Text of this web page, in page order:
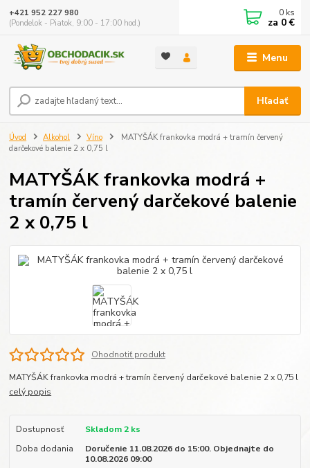
Menu
Hľadať
+421 952 227 980
(Pondelok - Piatok, 9:00 - 17:00 hod.)
0 ks
za 0 €
Úvod Alkohol Víno
MATYŠÁK frankovka modrá + tramín červený
darčekové balenie 2 x 0,75 l
MATYŠÁK frankovka modrá +
tramín červený darčekové balenie
2 x 0,75 l
Ohodnotiť produkt
MATYŠÁK frankovka modrá + tramín červený darčekové balenie 2 x 0,75 l
celý popis
Dostupnosť
Skladom 2 ks
Doba dodania
Doručenie 11.08.2026 do 15:00. Objednajte do
10.08.2026 09:00